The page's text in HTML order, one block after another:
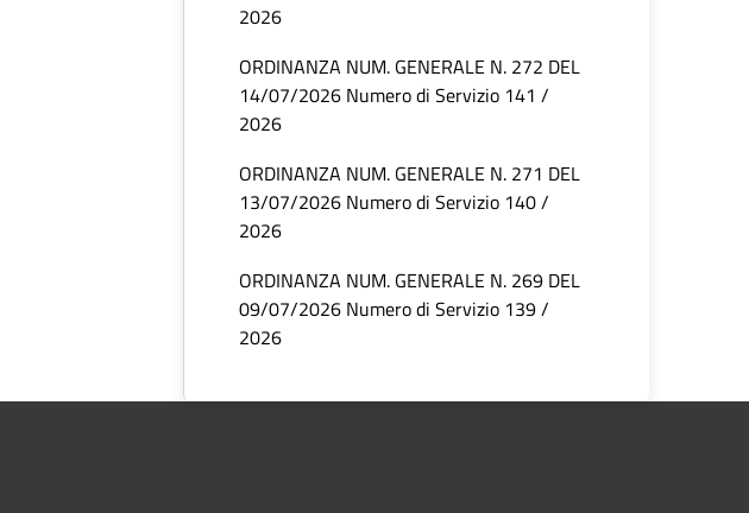
2026
ORDINANZA NUM. GENERALE N. 272 DEL
14/07/2026 Numero di Servizio 141 /
2026
ORDINANZA NUM. GENERALE N. 271 DEL
13/07/2026 Numero di Servizio 140 /
2026
ORDINANZA NUM. GENERALE N. 269 DEL
09/07/2026 Numero di Servizio 139 /
2026